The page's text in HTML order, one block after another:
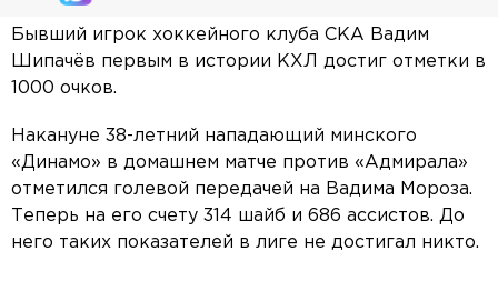
Бывший игрок хоккейного клуба СКА Вадим
Шипачёв первым в истории КХЛ достиг отметки в
1000 очков.
Накануне 38-летний нападающий минского
«Динамо» в домашнем матче против «Адмирала»
отметился голевой передачей на Вадима Мороза.
Теперь на его счету 314 шайб и 686 ассистов. До
него таких показателей в лиге не достигал никто.